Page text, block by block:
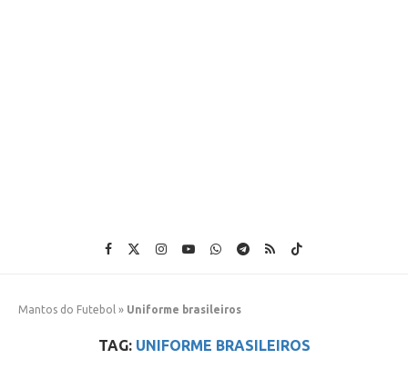
Mantos do Futebol » Uniforme brasileiros
TAG: UNIFORME BRASILEIROS